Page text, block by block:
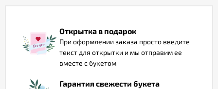
Открытка в подарок
При оформлении заказа просто введите
текст для открытки и мы отправим ее
вместе с букетом
Гарантия свежести букета